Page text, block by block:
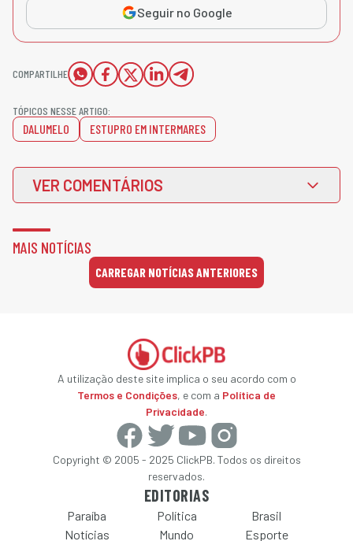
Seguir no Google
COMPARTILHE
TÓPICOS NESSE ARTIGO:
DALUMELO ESTUPRO EM INTERMARES
VER COMENTÁRIOS
MAIS NOTÍCIAS
CARREGAR NOTÍCIAS ANTERIORES
A utilização deste site implica o seu acordo com o
Termos e Condições, e com a Política de
Privacidade.
Copyright © 2005 - 2025 ClickPB. Todos os direitos
reservados.
EDITORIAS
Paraíba Política
Brasil
Notícias
Mundo Esporte